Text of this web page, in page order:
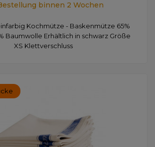
binnen 2 Wochen
Kochmütze - Baskenmütze 65%
Baumwolle Erhältlich in schwarz Größe
XS Klettverschluss